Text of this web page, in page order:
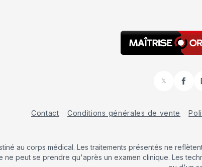
𝕏
Contact Conditions générales de vente
au corps médical. Les traitements présentés ne
ne peut se prendre qu'après un examen clinique. Les